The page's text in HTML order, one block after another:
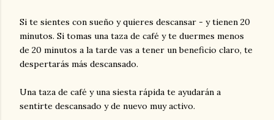
Si te sientes con sueño y quieres descansar - y tienen 20
minutos. Si tomas una taza de café y te duermes menos
de 20 minutos a la tarde vas a tener un beneficio claro, te
despertarás más descansado.
Una taza de café y una siesta rápida te ayudarán a
sentirte descansado y de nuevo muy activo.